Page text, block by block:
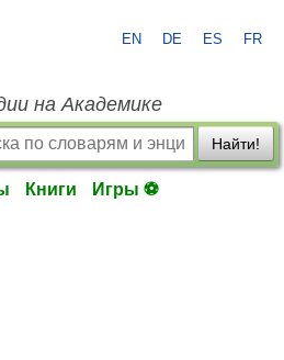
EN DE ES FR
на Академике
Найти!
Книги Игры ⚽